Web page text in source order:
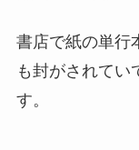
書店で紙の単行
も封がされてい
す。